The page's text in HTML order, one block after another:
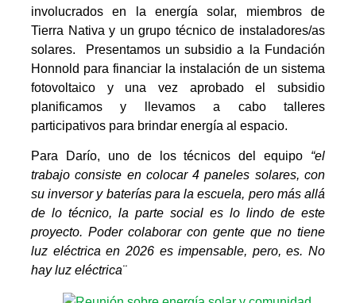
involucrados en la energía solar, miembros de
Tierra Nativa y un grupo técnico de instaladores/as
solares. Presentamos un subsidio a la Fundación
Honnold para financiar la instalación de un sistema
fotovoltaico y una vez aprobado el subsidio
planificamos y llevamos a cabo talleres
participativos para brindar energía al espacio.
Para Darío, uno de los técnicos del equipo “el
trabajo consiste en colocar 4 paneles solares, con
su inversor y baterías para la escuela, pero más allá
de lo técnico, la parte social es lo lindo de este
proyecto. Poder colaborar con gente que no tiene
luz eléctrica en 2026 es impensable, pero, es. No
hay luz eléctrica¨